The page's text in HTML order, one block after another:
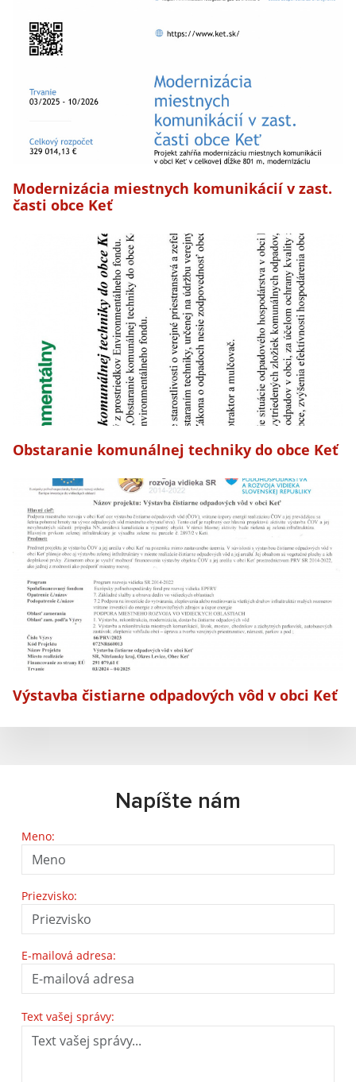
Modernizácia miestnych komunikácií v zast.
časti obce Keť
Obstaranie komunálnej techniky do obce Keť
Výstavba čistiarne odpadových vôd v obci Keť
Napíšte nám
Meno:
Priezvisko:
E-mailová adresa:
Text vašej správy: